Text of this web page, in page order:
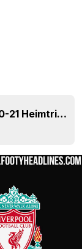
Nike Liverpool 20-21 Heimtrikot veröffentlicht